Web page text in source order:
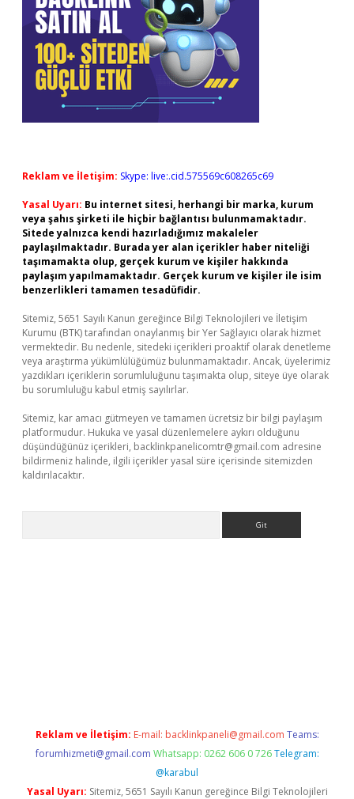
Reklam ve İletişim: Skype: live:.cid.575569c608265c69
Yasal Uyarı: Bu internet sitesi, herhangi bir marka, kurum
veya şahıs şirketi ile hiçbir bağlantısı bulunmamaktadır.
Sitede yalnızca kendi hazırladığımız makaleler
paylaşılmaktadır. Burada yer alan içerikler haber niteliği
taşımamakta olup, gerçek kurum ve kişiler hakkında
paylaşım yapılmamaktadır. Gerçek kurum ve kişiler ile isim
benzerlikleri tamamen tesadüfidir.
Sitemiz, 5651 Sayılı Kanun gereğince Bilgi Teknolojileri ve İletişim
Kurumu (BTK) tarafından onaylanmış bir Yer Sağlayıcı olarak hizmet
vermektedir. Bu nedenle, sitedeki içerikleri proaktif olarak denetleme
veya araştırma yükümlülüğümüz bulunmamaktadır. Ancak, üyelerimiz
yazdıkları içeriklerin sorumluluğunu taşımakta olup, siteye üye olarak
bu sorumluluğu kabul etmiş sayılırlar.
Sitemiz, kar amacı gütmeyen ve tamamen ücretsiz bir bilgi paylaşım
platformudur. Hukuka ve yasal düzenlemelere aykırı olduğunu
düşündüğünüz içerikleri, backlinkpanelicomtr@gmail.com adresine
bildirmeniz halinde, ilgili içerikler yasal süre içerisinde sitemizden
kaldırılacaktır.
Reklam ve İletişim: E-mail: backlinkpaneli@gmail.com Teams:
forumhizmeti@gmail.com Whatsapp: 0262 606 0 726 Telegram:
@karabul
Yasal Uyarı: Sitemiz, 5651 Sayılı Kanun gereğince Bilgi Teknolojileri